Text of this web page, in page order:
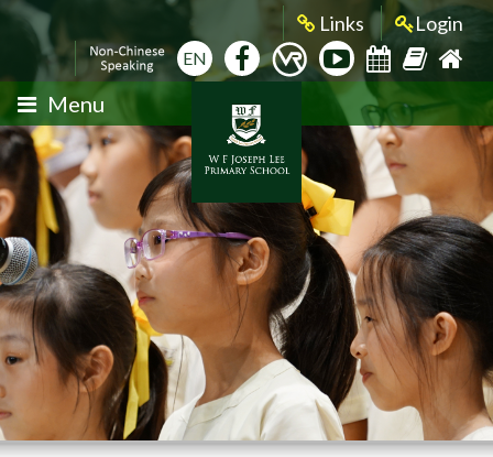
Links Login
EN
Menu